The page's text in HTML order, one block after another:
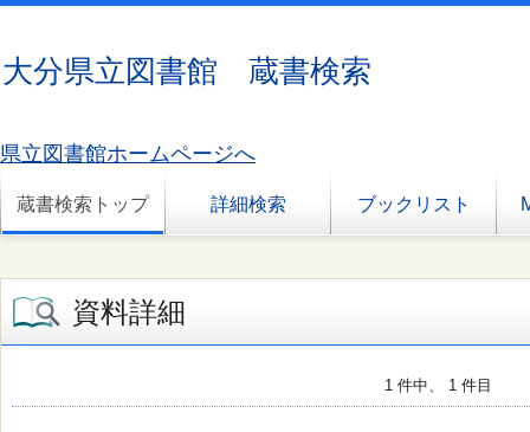
大分県立図書館 蔵書検索
県立図書館ホームページへ
蔵書検索トップ 詳細検索 ブックリスト
資料詳細
1 件中、 1 件目